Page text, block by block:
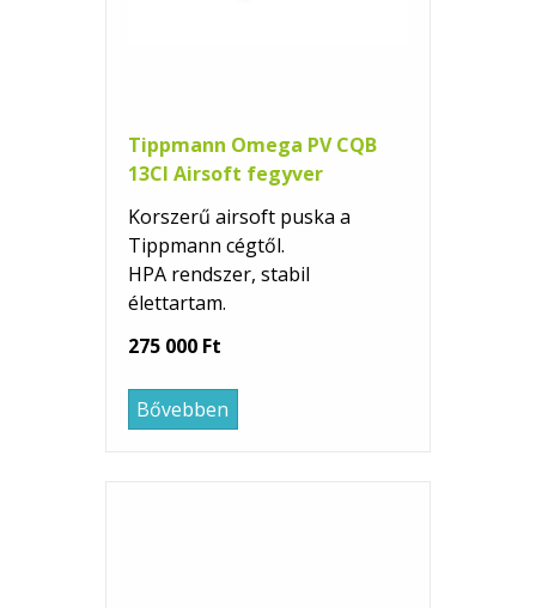
Tippmann Omega PV CQB
13CI Airsoft fegyver
Korszerű airsoft puska a
Tippmann cégtől.
HPA rendszer, stabil
élettartam.
275 000 Ft
Bővebben